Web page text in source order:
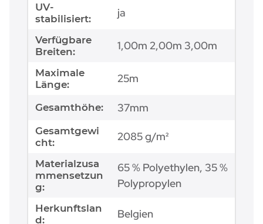
UV-
stabilisiert:
ja
Verfügbare
Breiten:
1,00m 2,00m 3,00m
Maximale
Länge:
25m
Gesamthöhe: 37mm
Gesamtgewi
cht:
2085 g/m²
Materialzusa
mmensetzun
g:
65 % Polyethylen, 35 %
Polypropylen
Herkunftslan
d:
Belgien